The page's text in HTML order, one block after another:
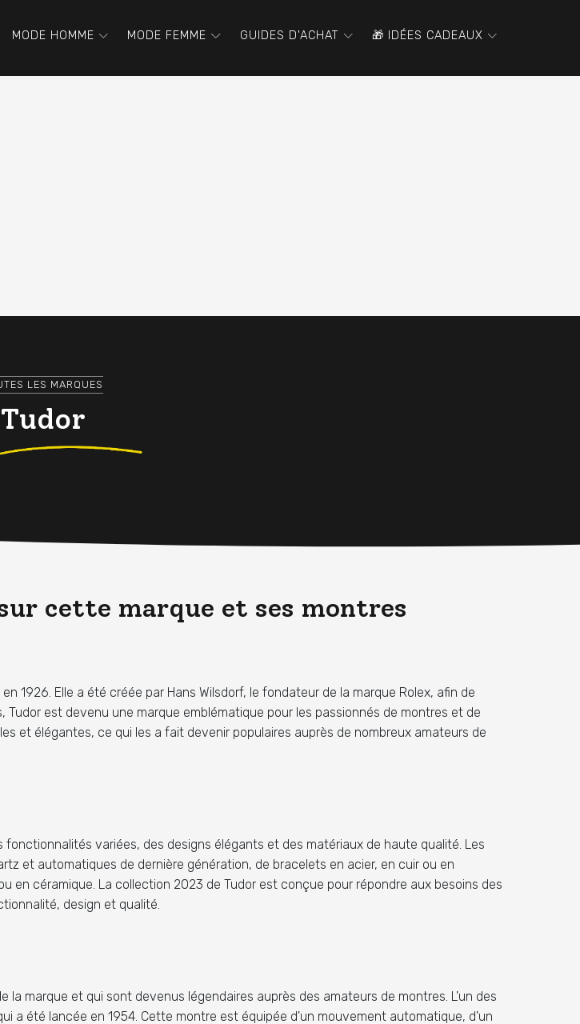
MODE HOMME MODE FEMME GUIDES D'ACHAT 🎁 IDÉES CADEAUX
LES MARQUES
Tudor
cette marque et ses montres
1926. Elle a été créée par Hans Wilsdorf, le fondateur de la marque Rolex, afin de
est devenu une marque emblématique pour les passionnés de montres et de
et élégantes, ce qui les a fait devenir populaires auprès de nombreux amateurs de
variées, des designs élégants et des matériaux de haute qualité. Les
et automatiques de dernière génération, de bracelets en acier, en cuir ou en
en céramique. La collection 2023 de Tudor est conçue pour répondre aux besoins des
design et qualité.
la marque et qui sont devenus légendaires auprès des amateurs de montres. L'un des
a été lancée en 1954. Cette montre est équipée d'un mouvement automatique, d'un